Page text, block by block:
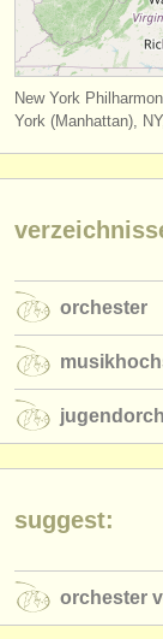
rss feeds
verlage:
anzeige
einloggen
New York
York (Manhattan),
orchester
suggest:
orchester